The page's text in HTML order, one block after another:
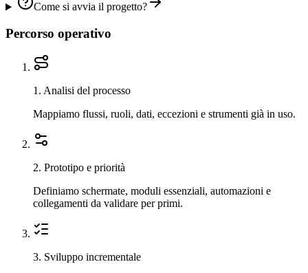
Come si avvia il progetto?
Percorso operativo
1 . Analisi del processo
Mappiamo flussi, ruoli, dati, eccezioni e strumenti già in uso.
2. Prototipo e priorità
Definiamo schermate, moduli essenziali, automazioni e
collegamenti da validare per primi.
3. Sviluppo incrementale